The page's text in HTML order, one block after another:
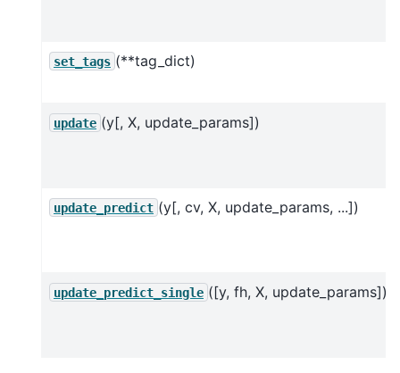
set_tags (**tag_dict)
update (y[, X, update_params])
update_predict (y[, cv, X, update_params, ...])
update_predict_single ([y, fh, X, update_params])